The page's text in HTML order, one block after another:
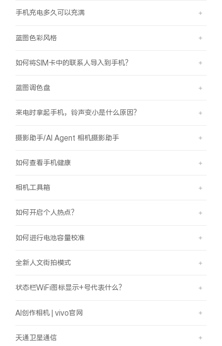
手机充电多久可以充满
蓝图色彩风格
如何将SIM卡中的联系人导入到手机？
蓝图调色盘
来电时拿起手机，铃声变小是什么原因？
摄影助手/AI Agent 相机摄影助手
如何查看手机健康
相机工具箱
如何开启个人热点？
如何进行电池容量校准
全新人文街拍模式
状态栏WiFi图标显示+号代表什么？
AI创作相机 | vivo官网
天通卫星通信